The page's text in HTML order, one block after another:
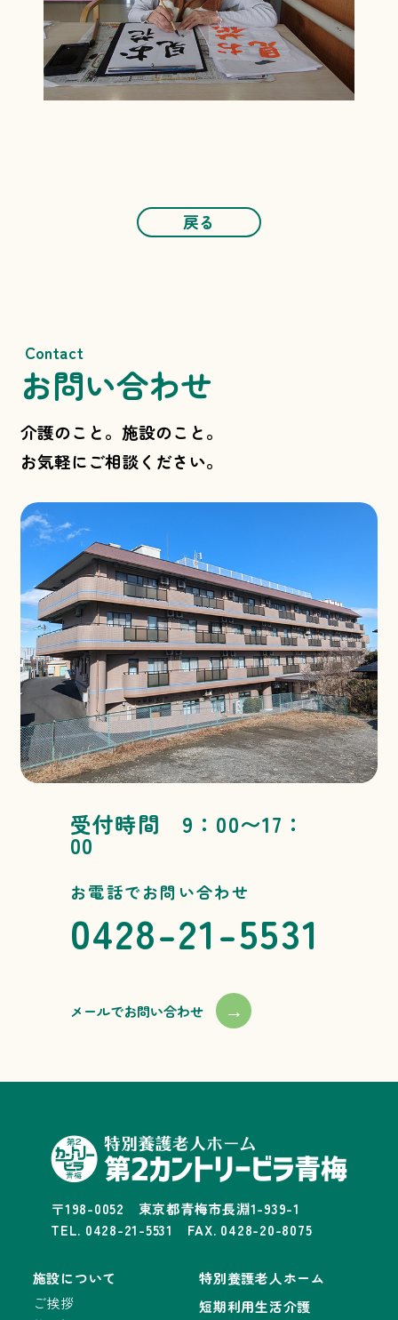
戻る
Contact
お問い合わせ
介護のこと。施設のこと。
お気軽にご相談ください。
受付時間 9：00〜17：
00
お電話でお問い合わせ
0428-21-5531
メールでお問い合わせ →
〒198-0052 東京都青梅市長淵1-939-1
TEL. 0428-21-5531 FAX. 0428-20-8075
施設について
ご挨拶
特別養護老人ホーム
短期利用生活介護